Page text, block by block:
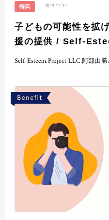
特典 2023.12.14
子どもの可能性を拡
援の提供 / Self-
Self-Esteem.Project LLC.阿部由